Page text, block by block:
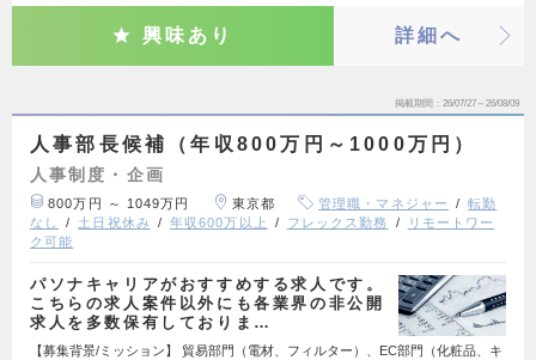
興味あり 詳細へ
掲載期間 26/07/27～26/08/09
人事部長候補（年収800万円～1000万円）
人事制度・企画
800万円 ～ 1049万円 東京都 管理職・マネジャー
転勤
なし
土日祝休み 年収600万以上 フレックス勤務
リモートワー
ク可能
パソナキャリアがおすすめする求人です。
こちらの求人案件以外にも各業界の非公開
求人を多数保有しておりま…
【募集背景/ミッション】 貿易部門（電材、フィルター）、EC部門（化粧品、キ